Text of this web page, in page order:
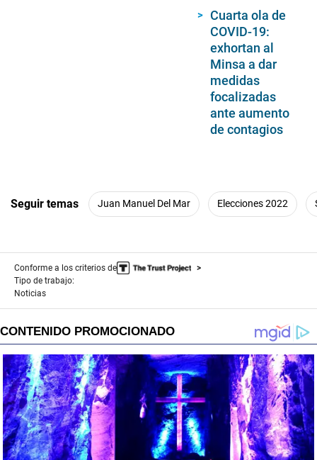
Cuarta ola de
COVID-19:
exhortan al
Minsa a dar
medidas
focalizadas
ante aumento
de contagios
Seguir temas Juan Manuel Del Mar Elecciones 2022
Conforme a los criterios de
Tipo de trabajo:
Noticias